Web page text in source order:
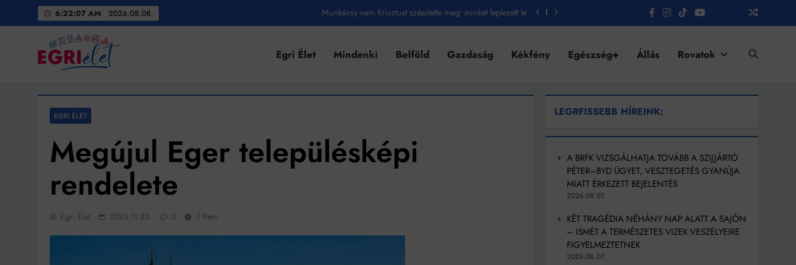
6:22:09 AM 2026.08.08.
Munkácsy nem Krisztust szépítette meg: minket leplezett le
Amikor a Tetris boldogabbá tesz, mint a szerelem
Mindenki a világot akarja uralni – de nem csak a 80-as években
Egri Élet
Egri Élet Mindenki Belföld Gazdaság Kékfény Egészség+ Állás Rovatok
EGRI ÉLET
Megújul Eger településképi
rendelete
Egri Élet 2025.11.25. 0 7 Perc
LEGRFISSEBB HÍREINK:
A BRFK VIZSGÁLHATJA TOVÁBB A SZIJJÁRTÓ
PÉTER–BYD ÜGYET, VESZTEGETÉS GYANÚJA
MIATT ÉRKEZETT BEJELENTÉS
2026.08.07.
KÉT TRAGÉDIA NÉHÁNY NAP ALATT A SAJÓN
– ISMÉT A TERMÉSZETES VIZEK VESZÉLYEIRE
FIGYELMEZTETNEK
2026.08.07.